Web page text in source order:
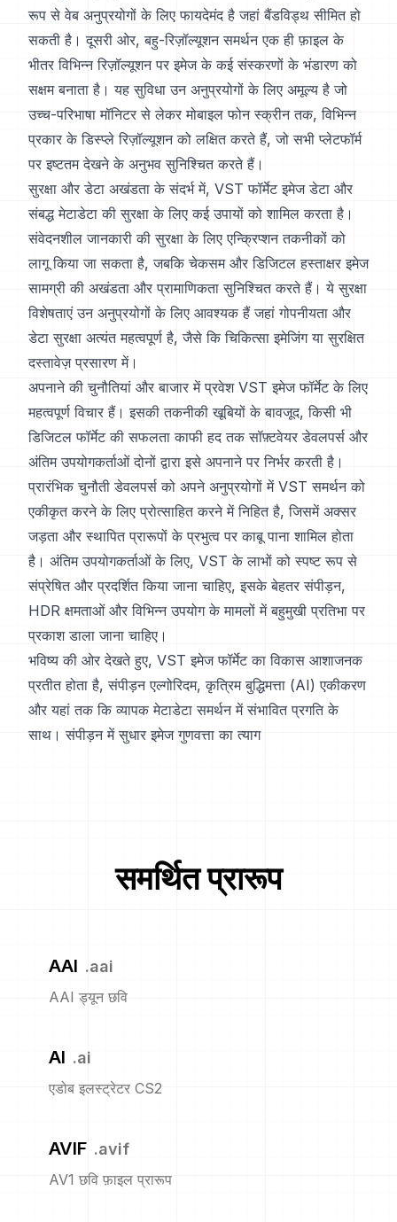
रूप से वेब अनुप्रयोगों के लिए फायदेमंद है जहां बैंडविड्थ सीमित हो
सकती है। दूसरी ओर, बहु-रिज़ॉल्यूशन समर्थन एक ही फ़ाइल के
भीतर विभिन्न रिज़ॉल्यूशन पर इमेज के कई संस्करणों के भंडारण को
सक्षम बनाता है। यह सुविधा उन अनुप्रयोगों के लिए अमूल्य है जो
उच्च-परिभाषा मॉनिटर से लेकर मोबाइल फोन स्क्रीन तक, विभिन्न
प्रकार के डिस्प्ले रिज़ॉल्यूशन को लक्षित करते हैं, जो सभी प्लेटफॉर्म
पर इष्टतम देखने के अनुभव सुनिश्चित करते हैं।
सुरक्षा और डेटा अखंडता के संदर्भ में, VST फॉर्मेट इमेज डेटा और
संबद्ध मेटाडेटा की सुरक्षा के लिए कई उपायों को शामिल करता है।
संवेदनशील जानकारी की सुरक्षा के लिए एन्क्रिप्शन तकनीकों को
लागू किया जा सकता है, जबकि चेकसम और डिजिटल हस्ताक्षर इमेज
सामग्री की अखंडता और प्रामाणिकता सुनिश्चित करते हैं। ये सुरक्षा
विशेषताएं उन अनुप्रयोगों के लिए आवश्यक हैं जहां गोपनीयता और
डेटा सुरक्षा अत्यंत महत्वपूर्ण है, जैसे कि चिकित्सा इमेजिंग या सुरक्षित
दस्तावेज़ प्रसारण में।
अपनाने की चुनौतियां और बाजार में प्रवेश VST इमेज फॉर्मेट के लिए
महत्वपूर्ण विचार हैं। इसकी तकनीकी खूबियों के बावजूद, किसी भी
डिजिटल फॉर्मेट की सफलता काफी हद तक सॉफ़्टवेयर डेवलपर्स और
अंतिम उपयोगकर्ताओं दोनों द्वारा इसे अपनाने पर निर्भर करती है।
प्रारंभिक चुनौती डेवलपर्स को अपने अनुप्रयोगों में VST समर्थन को
एकीकृत करने के लिए प्रोत्साहित करने में निहित है, जिसमें अक्सर
जड़ता और स्थापित प्रारूपों के प्रभुत्व पर काबू पाना शामिल होता
है। अंतिम उपयोगकर्ताओं के लिए, VST के लाभों को स्पष्ट रूप से
संप्रेषित और प्रदर्शित किया जाना चाहिए, इसके बेहतर संपीड़न,
HDR क्षमताओं और विभिन्न उपयोग के मामलों में बहुमुखी प्रतिभा पर
प्रकाश डाला जाना चाहिए।
भविष्य की ओर देखते हुए, VST इमेज फॉर्मेट का विकास आशाजनक
प्रतीत होता है, संपीड़न एल्गोरिदम, कृत्रिम बुद्धिमत्ता (AI) एकीकरण
और यहां तक कि व्यापक मेटाडेटा समर्थन में संभावित प्रगति के
साथ। संपीड़न में सुधार इमेज गुणवत्ता का त्याग
समर्थित प्रारूप
AAI .aai
AAI ड्यून छवि
AI .ai
एडोब इलस्ट्रेटर CS2
AVIF .avif
AV1 छवि फ़ाइल प्रारूप